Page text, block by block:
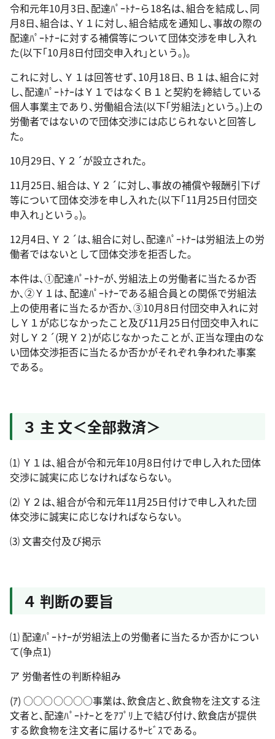
令和元年10月3日､配達ﾊﾟｰﾄﾅｰら18名は､組合を結成し､同
月8日､組合は､Ｙ１に対し､組合結成を通知し､事故の際の
配達ﾊﾟｰﾄﾅｰに対する補償等について団体交渉を申し入れ
た(以下｢10月8日付団交申入れ｣という｡)｡
これに対し､Ｙ１は回答せず､10月18日､Ｂ１は､組合に対
し､配達ﾊﾟｰﾄﾅｰはＹ１ではなくＢ１と契約を締結している
個人事業主であり､労働組合法(以下｢労組法｣という｡)上の
労働者ではないので団体交渉には応じられないと回答し
た｡
10月29日､Ｙ２´が設立された｡
11月25日､組合は､Ｙ２´に対し､事故の補償や報酬引下げ
等について団体交渉を申し入れた(以下｢11月25日付団交
申入れ｣という｡)｡
12月4日､Ｙ２´は､組合に対し､配達ﾊﾟｰﾄﾅｰは労組法上の労
働者ではないとして団体交渉を拒否した｡
本件は､①配達ﾊﾟｰﾄﾅｰが､労組法上の労働者に当たるか否
か､②Ｙ１は､配達ﾊﾟｰﾄﾅｰである組合員との関係で労組法
上の使用者に当たるか否か､③10月8日付団交申入れに対
しＹ１が応じなかったこと及び11月25日付団交申入れに
対しＹ２´(現Ｙ２)が応じなかったことが､正当な理由のな
い団体交渉拒否に当たるか否かがそれぞれ争われた事案
である｡
３ 主 文＜全部救済＞
⑴ Ｙ１は､組合が令和元年10月8日付けで申し入れた団体
交渉に誠実に応じなければならない｡
⑵ Ｙ２は､組合が令和元年11月25日付けで申し入れた団
体交渉に誠実に応じなければならない｡
⑶ 文書交付及び掲示
４ 判断の要旨
⑴ 配達ﾊﾟｰﾄﾅｰが労組法上の労働者に当たるか否かについ
て(争点1)
ア 労働者性の判断枠組み
(ｱ) ○○○○○○○事業は､飲食店と､飲食物を注文する注
文者と､配達ﾊﾟｰﾄﾅｰとをｱﾌﾟﾘ上で結び付け､飲食店が提供
する飲食物を注文者に届けるｻｰﾋﾞｽである｡